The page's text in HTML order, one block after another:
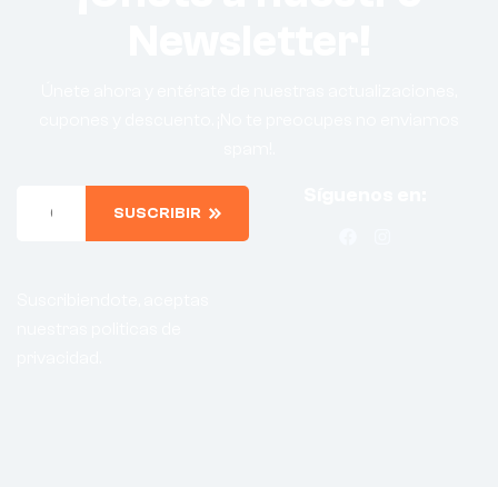
SUSCRIBIR